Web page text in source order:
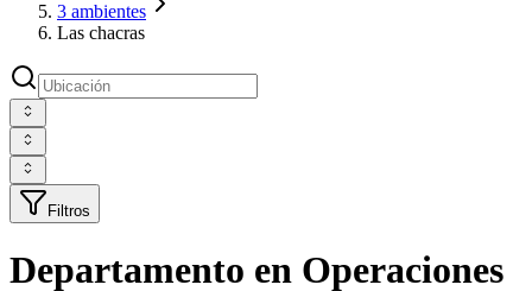
3 ambientes
Las chacras
Filtros
Departamento en Operaciones